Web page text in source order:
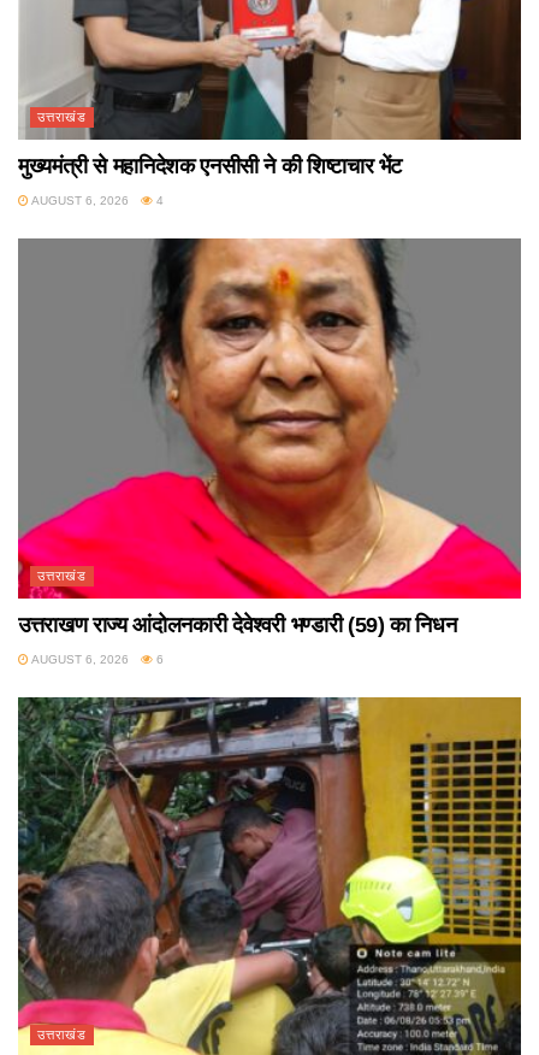
उत्तराखंड
मुख्यमंत्री से महानिदेशक एनसीसी ने की शिष्टाचार भेंट
AUGUST 6, 2026 4
उत्तराखंड
उत्तराखण राज्य आंदोलनकारी देवेश्वरी भण्डारी (59) का निधन
AUGUST 6, 2026 6
उत्तराखंड